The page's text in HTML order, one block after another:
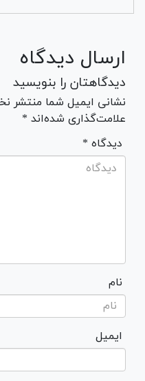
ارسال دیدگاه
دیدگاهتان را بنویسید
نشانی ایمیل شما منتشر
علامت‌گذاری شده‌اند *
* دیدگاه
نام
ایمیل